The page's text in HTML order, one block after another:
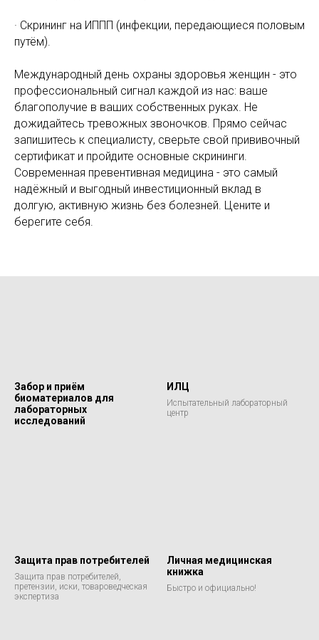
· Скрининг на ИППП (инфекции, передающиеся половым
путём).
Международный день охраны здоровья женщин - это
профессиональный сигнал каждой из нас: ваше
благополучие в ваших собственных руках. Не
дожидайтесь тревожных звоночков. Прямо сейчас
запишитесь к специалисту, сверьте свой прививочный
сертификат и пройдите основные скрининги.
Современная превентивная медицина - это самый
надёжный и выгодный инвестиционный вклад в
долгую, активную жизнь без болезней. Цените и
берегите себя.
Забор и приём
биоматериалов для
лабораторных
исследований
ИЛЦ
Испытательный лабораторный
центр
Защита прав потребителей
Защита прав потребителей,
претензии, иски, товароведческая
экспертиза
Личная медицинская
книжка
Быстро и официально!